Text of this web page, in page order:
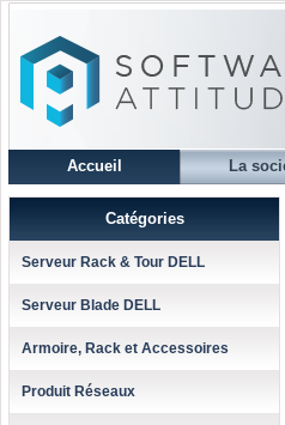
Accueil La
Catégories
Serveur Rack & Tour DELL
Serveur Blade DELL
Armoire, Rack et Accessoires
Produit Réseaux